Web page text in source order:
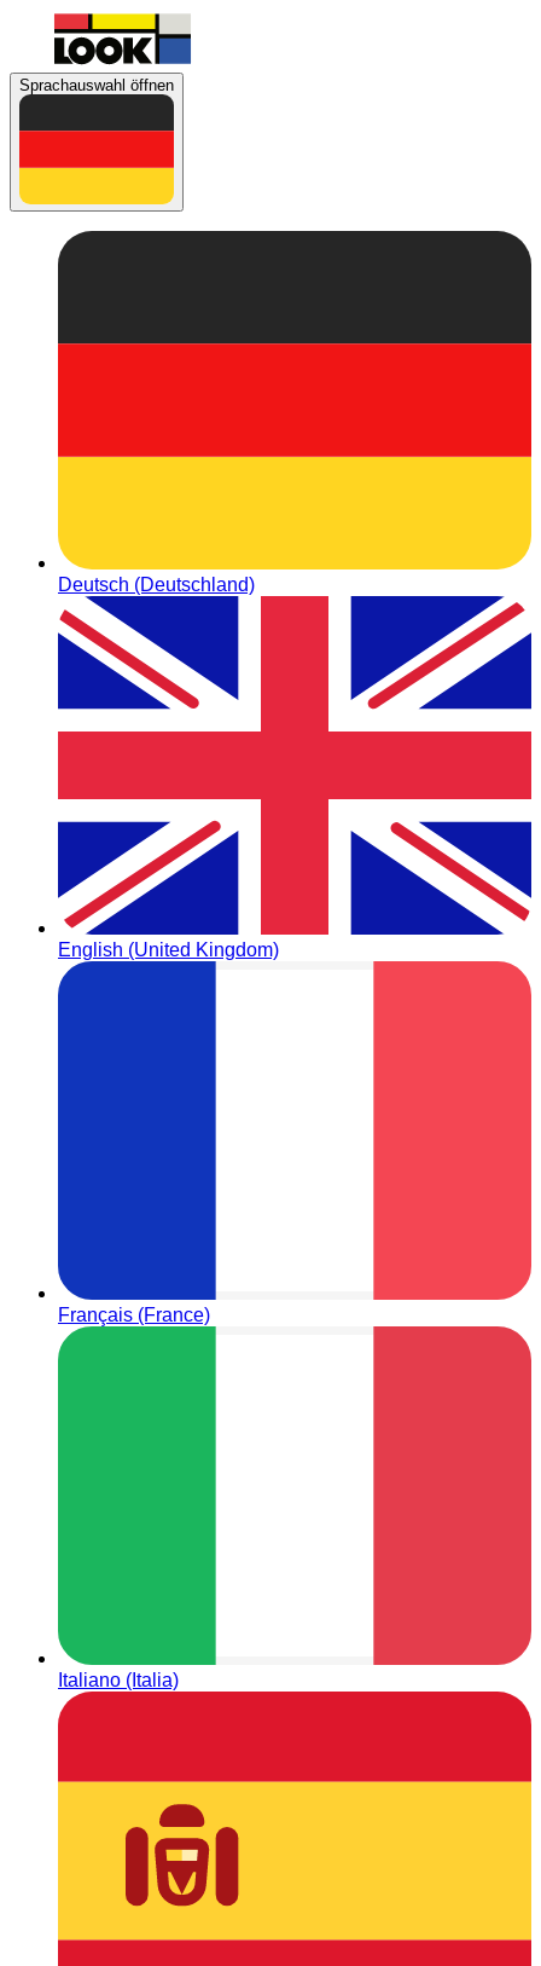
Sprachauswahl öffnen
Deutsch (Deutschland)
English (United Kingdom)
Français (France)
Italiano (Italia)